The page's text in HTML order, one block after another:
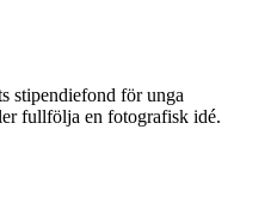
stipendiefond för unga
fullfölja en fotografisk idé.